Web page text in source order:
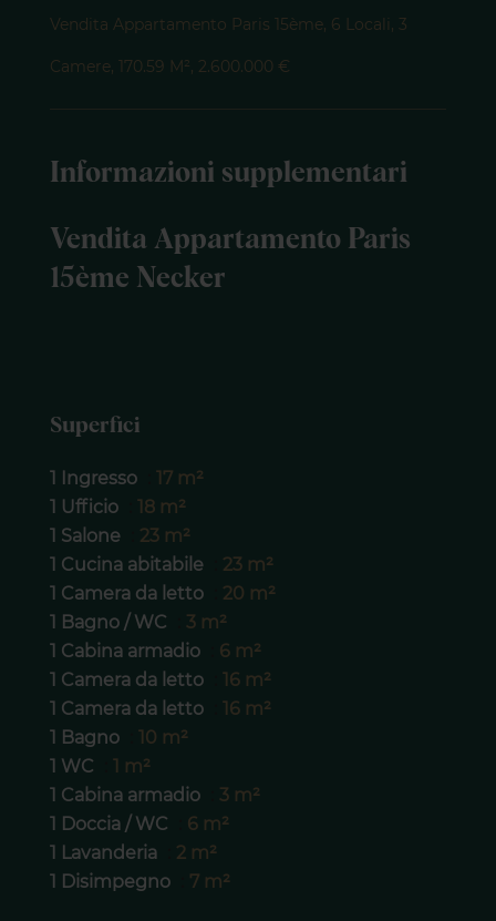
Vendita Appartamento Paris 15ème, 6 Locali, 3
Camere, 170.59 M², 2.600.000 €
Informazioni supplementari
Vendita Appartamento Paris
15ème Necker
Superfici
1 Ingresso
17 m²
1 Ufficio
18 m²
1 Salone
23 m²
1 Cucina abitabile
23 m²
1 Camera da letto
20 m²
1 Bagno / WC
3 m²
1 Cabina armadio
6 m²
1 Camera da letto
16 m²
1 Camera da letto
16 m²
1 Bagno
10 m²
1 WC
1 m²
1 Cabina armadio
3 m²
1 Doccia / WC
6 m²
1 Lavanderia
2 m²
1 Disimpegno
7 m²